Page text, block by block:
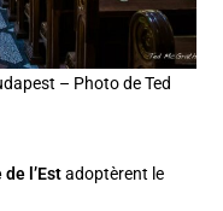
– Photo de Ted
l’Estadoptèrent le